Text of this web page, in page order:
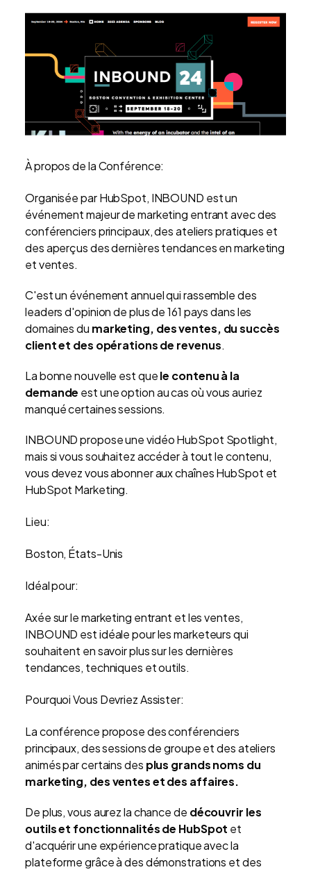
À propos de la Conférence:
Organisée par HubSpot, INBOUND est un
événement majeur de marketing entrant avec des
conférenciers principaux, des ateliers pratiques et
des aperçus des dernières tendances en marketing
et ventes.
C'est un événement annuel qui rassemble des
leaders d'opinion de plus de 161 pays dans les
domaines du marketing, des ventes, du succès
client et des opérations de revenus.
La bonne nouvelle est quele contenu à la
demande est une option au cas où vous auriez
manqué certaines sessions.
INBOUND propose une vidéo HubSpot Spotlight,
mais si vous souhaitez accéder à tout le contenu,
vous devez vous abonner aux chaînes HubSpot et
HubSpot Marketing.
Lieu:
Boston, États-Unis
Idéal pour:
Axée sur le marketing entrant et les ventes,
INBOUND est idéale pour les marketeurs qui
souhaitent en savoir plus sur les dernières
tendances, techniques et outils.
Pourquoi Vous Devriez Assister:
La conférence propose des conférenciers
principaux, des sessions de groupe et des ateliers
animés par certains des plus grands noms du
marketing, des ventes et des affaires.
De plus, vous aurez la chance de découvrir les
outils et fonctionnalités de HubSpot et
d'acquérir une expérience pratique avec la
plateforme grâce à des démonstrations et des